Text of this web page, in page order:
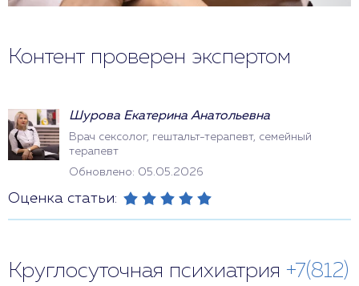
Контент проверен экспертом
Шурова Екатерина Анатольевна
Врач сексолог, гештальт-терапевт, семейный
терапевт
Обновлено: 05.05.2026
Оценка статьи:
Круглосуточная психиатрия +7(812)